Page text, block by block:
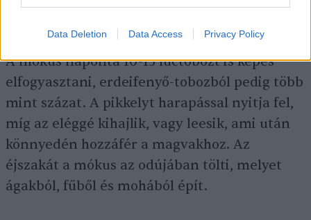
Data Deletion Data Access Privacy Policy
bejárata mindig alul van.
A mókus naponta 10-15 luctobozt is képes
elfogyasztani, erdeifenyő-tobozból pedig több
mint százat. A pikkelyt harapással nyitja fel,
míg az eléggé kihajlik, vagy leesik, ami után
könnyedén hozzáfér a magvakhoz. Az
éjszakát a mókus az odújában tölti, melyet
ágakból, fűből és mohából épít.